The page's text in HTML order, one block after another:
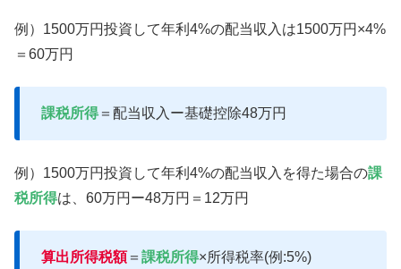
例）1500万円投資して年利4%の配当収入は1500万円×4%
＝60万円
課税所得＝配当収入ー基礎控除48万円
例）1500万円投資して年利4%の配当収入を得た場合の課
税所得は、60万円ー48万円＝12万円
算出所得税額＝ 課税所得×所得税率(例:5%)